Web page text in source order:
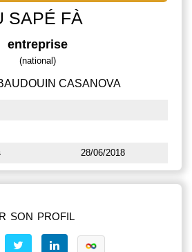
SAPÉ FÀ
entreprise
(national)
CASANOVA
28/06/2018
son profil